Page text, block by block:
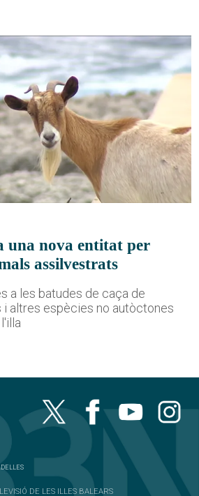
una nova entitat per
assilvestrats
a les batudes de caça de
i altres espècies no autòctones
DE LES ILLES BALEARS